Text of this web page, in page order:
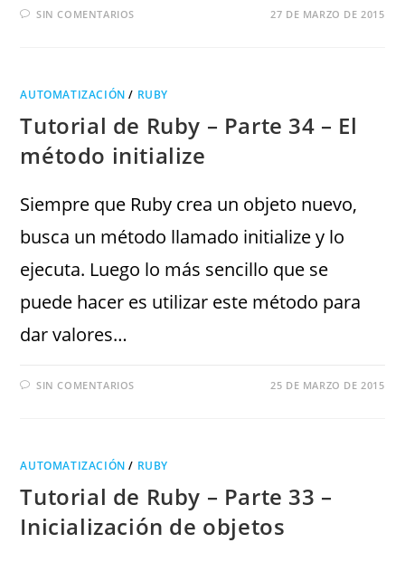
SIN COMENTARIOS 27 DE MARZO DE 2015
AUTOMATIZACIÓN / RUBY
Tutorial de Ruby – Parte 34 – El
método initialize
Siempre que Ruby crea un objeto nuevo,
busca un método llamado initialize y lo
ejecuta. Luego lo más sencillo que se
puede hacer es utilizar este método para
dar valores…
SIN COMENTARIOS 25 DE MARZO DE 2015
AUTOMATIZACIÓN / RUBY
Tutorial de Ruby – Parte 33 –
Inicialización de objetos